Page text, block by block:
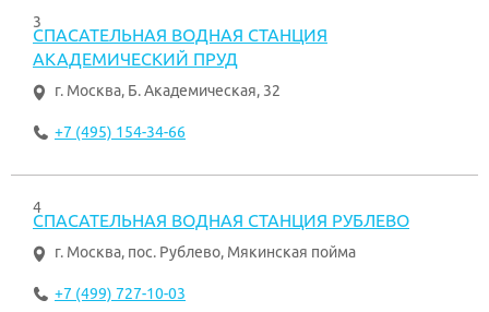
3
СПАСАТЕЛЬНАЯ ВОДНАЯ СТАНЦИЯ
АКАДЕМИЧЕСКИЙ ПРУД
г. Москва, Б. Академическая, 32
+7 (495) 154-34-66
4
СПАСАТЕЛЬНАЯ ВОДНАЯ СТАНЦИЯ РУБЛЕВО
г. Москва, пос. Рублево, Мякинская пойма
+7 (499) 727-10-03